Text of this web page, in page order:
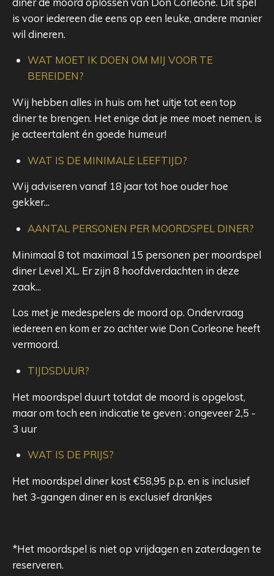
is voor iedereen die eens op een leuke, andere manier
wil dineren.
WAT MOET IK DOEN OM MIJ VOOR TE
BEREIDEN?
Wij hebben alles in huis om het uitje tot een top
diner te brengen. Het enige dat je mee moet nemen, is
je acteertalent én goede humeur!
WAT IS DE MINIMALE LEEFTIJD?
Wij adviseren vanaf 18 jaar tot hoe ouder hoe
gekker...
AANTAL PERSONEN PER MOORDSPEL DINER?
Minimaal 8 tot maximaal 15 personen per moordspel
diner Level XL. Er zijn 8 hoofdverdachten in deze
zaak...
Los met je medespelers de moord op. Ondervraag
iedereen en kom er zo achter wie Don Corleone heeft
vermoord.
TIJDSDUUR?
Het moordspel duurt totdat de moord is opgelost,
maar om toch een indicatie te geven : ongeveer 2,5 -
3 uur
WAT IS DE PRIJS?
Het moordspel diner kost €58,95 p.p. en is inclusief
het 3-gangen diner en is exclusief drankjes
*Het moordspel is niet op vrijdagen en zaterdagen te
reserveren.